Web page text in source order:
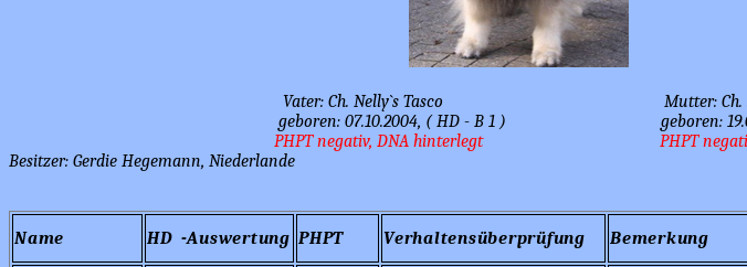
Vater: Ch. Nelly`s Tasco Mutter: Ch.
geboren: 07.10.2004, ( HD - B 1 ) geboren: 19.05.2006,
PHPT negativ, DNA hinterlegt PHPT negativ, DNA
Besitzer: Gerdie Hegemann, Niederlande
Name HD -Auswertung PHPT Verhaltensüberprüfung Bemerkung